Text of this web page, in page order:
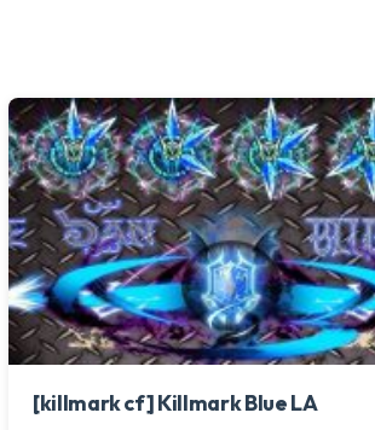
[killmark cf] Killmark Blue LA